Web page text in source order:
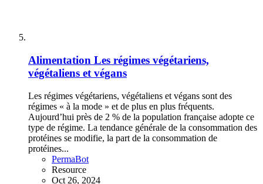
Alimentation Les régimes végétariens,
végétaliens et végans
Les régimes végétariens, végétaliens et végans sont des
régimes « à la mode » et de plus en plus fréquents.
Aujourd’hui près de 2 % de la population française adopte ce
type de régime. La tendance générale de la consommation des
protéines se modifie, la part de la consommation de
protéines...
PermaBot
Resource
Oct 26, 2024